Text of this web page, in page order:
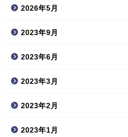
2026年5月
2023年9月
2023年6月
2023年3月
2023年2月
2023年1月